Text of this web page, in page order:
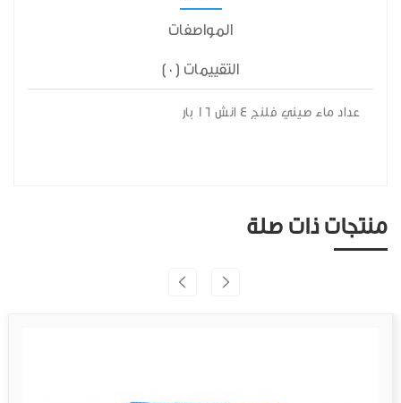
المواصفات
التقييمات (0)
عداد ماء صيني فلنج 4 انش 16 بار
منتجات ذات صلة